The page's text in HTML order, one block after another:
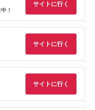
！
サイトに行く
サイトに行く
サイトに行く